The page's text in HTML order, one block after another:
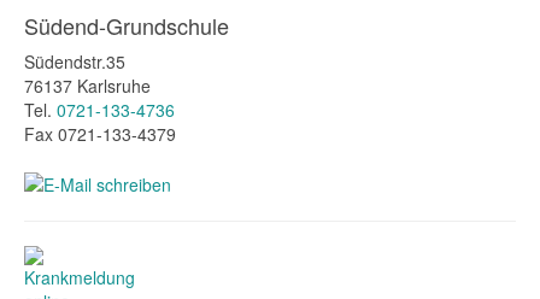
Südend-Grundschule
Südendstr.35
76137 Karlsruhe
Tel. 0721-133-4736
Fax 0721-133-4379